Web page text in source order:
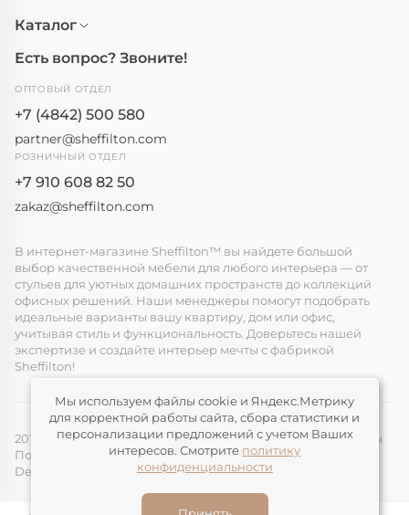
Каталог
Есть вопрос? Звоните!
ОПТОВЫЙ ОТДЕЛ
+7 (4842) 500 580
partner@sheffilton.com
РОЗНИЧНЫЙ ОТДЕЛ
+7 910 608 82 50
zakaz@sheffilton.com
В интернет-магазине Sheffilton™ вы найдете большой
выбор качественной мебели для любого интерьера — от
стульев для уютных домашних пространств до коллекций
офисных решений. Наши менеджеры помогут подобрать
идеальные варианты вашу квартиру, дом или офис,
учитывая стиль и функциональность. Доверьтесь нашей
экспертизе и создайте интерьер мечты с фабрикой
Sheffilton!
2014-2026, ООО «ЭЛМАТ», Sheffilton™ Все права защищены
Политика конфиденциальности
Devimax
— Создание и продвижение сайтов
Мы используем файлы cookie и Яндекс.Метрику
для корректной работы сайта, сбора статистики и
персонализации предложений с учетом Ваших
интересов. Смотрите политику
конфиденциальности